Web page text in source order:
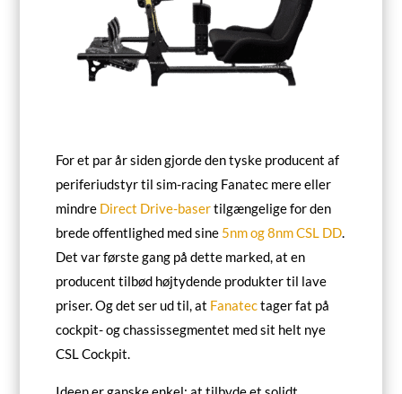
For et par år siden gjorde den tyske producent af
periferiudstyr til sim-racing Fanatec mere eller
mindre Direct Drive-basertilgængelige for den
brede offentlighed med sine 5nm og 8nm CSL DD.
Det var første gang på dette marked, at en
producent tilbød højtydende produkter til lave
priser. Og det ser ud til, at Fanatectager fat på
cockpit- og chassissegmentet med sit helt nye
CSL Cockpit.